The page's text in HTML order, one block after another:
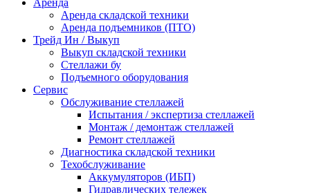
Аренда
Аренда складской техники
Аренда подъемников (ПТО)
Трейд Ин / Выкуп
Выкуп складской техники
Стеллажи бу
Подъемного оборудования
Сервис
Обслуживание стеллажей
Испытания / экспертиза стеллажей
Монтаж / демонтаж стеллажей
Ремонт стеллажей
Диагностика складской техники
Техобслуживание
Аккумуляторов (ИБП)
Гидравлических тележек